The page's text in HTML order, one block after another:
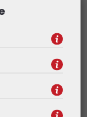
Print-Team
Canon CLI-